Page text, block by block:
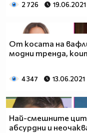
2 726 19.06.2021
От косата на
модни тренда,
4 347 13.06.2021
Най-смешните
абсурдни и